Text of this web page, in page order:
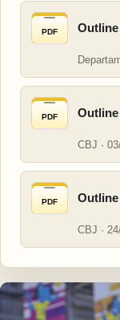
PDF Outline
PDF
CBJ ·
PDF
CBJ ·